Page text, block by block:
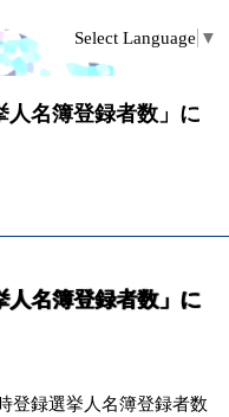
Select Language ▼
名簿登録者数」に
名簿登録者数」に
登録選挙人名簿登録者数